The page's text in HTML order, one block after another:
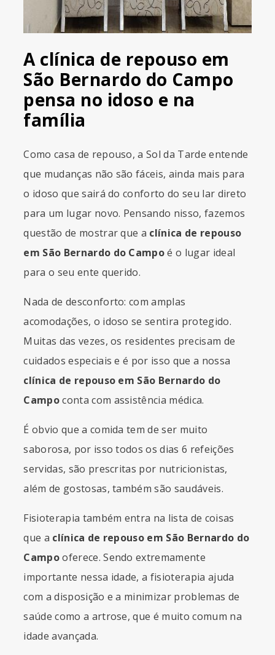
A clínica de repouso em
São Bernardo do Campo
pensa no idoso e na
família
Como casa de repouso, a Sol da Tarde entende
que mudanças não são fáceis, ainda mais para
o idoso que sairá do conforto do seu lar direto
para um lugar novo. Pensando nisso, fazemos
questão de mostrar que a clínica de repouso
em São Bernardo do Campoé o lugar ideal
para o seu ente querido.
Nada de desconforto: com amplas
acomodações, o idoso se sentira protegido.
Muitas das vezes, os residentes precisam de
cuidados especiais e é por isso que a nossa
clínica de repouso em São Bernardo do
Campoconta com assistência médica.
É obvio que a comida tem de ser muito
saborosa, por isso todos os dias 6 refeições
servidas, são prescritas por nutricionistas,
além de gostosas, também são saudáveis.
Fisioterapia também entra na lista de coisas
que a clínica de repouso em São Bernardo do
Campooferece. Sendo extremamente
importante nessa idade, a fisioterapia ajuda
com a disposição e a minimizar problemas de
saúde como a artrose, que é muito comum na
idade avançada.